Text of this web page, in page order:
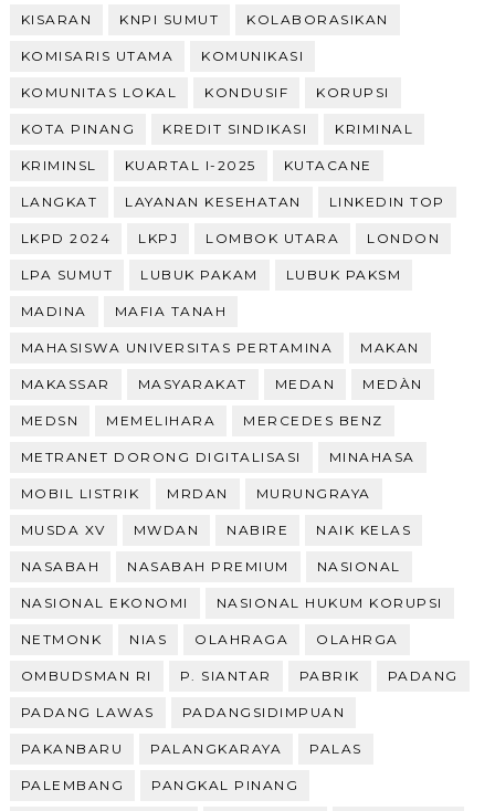
KISARAN KNPI SUMUT KOLABORASIKAN
KOMISARIS UTAMA KOMUNIKASI
KOMUNITAS LOKAL KONDUSIF KORUPSI
KOTA PINANG KREDIT SINDIKASI KRIMINAL
KRIMINSL KUARTAL I-2025 KUTACANE
LANGKAT LAYANAN KESEHATAN LINKEDIN TOP
LKPD 2024 LKPJ LOMBOK UTARA LONDON
LPA SUMUT LUBUK PAKAM LUBUK PAKSM
MADINA MAFIA TANAH
MAHASISWA UNIVERSITAS PERTAMINA MAKAN
MAKASSAR MASYARAKAT MEDAN MEDÀN
MEDSN MEMELIHARA MERCEDES BENZ
METRANET DORONG DIGITALISASI MINAHASA
MOBIL LISTRIK MRDAN MURUNGRAYA
MUSDA XV MWDAN NABIRE NAIK KELAS
NASABAH NASABAH PREMIUM NASIONAL
NASIONAL EKONOMI NASIONAL HUKUM KORUPSI
NETMONK NIAS OLAHRAGA OLAHRGA
OMBUDSMAN RI P. SIANTAR PABRIK PADANG
PADANG LAWAS PADANGSIDIMPUAN
PAKANBARU PALANGKARAYA PALAS
PALEMBANG PANGKAL PINANG